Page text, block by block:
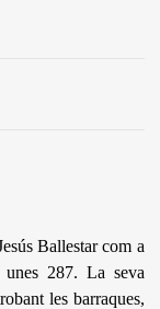
Ballestar com a
287. La seva
les barraques,